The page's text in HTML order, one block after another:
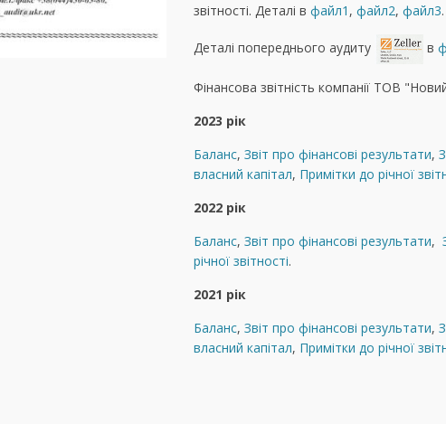
звітності. Деталі в файл1 , файл2, файл3.
Деталі попереднього аудиту в
Фінансова звітність компанії ТОВ
2023 рік
Баланс, Звіт про фінансові результати,
власний капітал, Примітки до річної
2022 рік
Баланс, Звіт про фінансові результати,
річної звітності.
2021 рік
Баланс, Звіт про фінансові результати,
власний капітал, Примітки до річної